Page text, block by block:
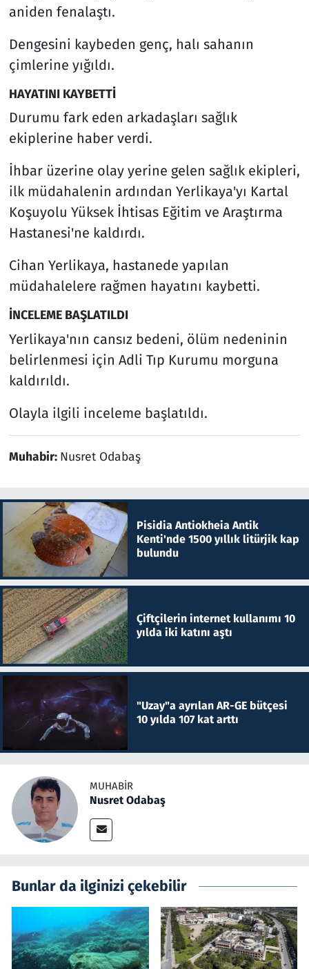
aniden fenalaştı.
Dengesini kaybeden genç, halı sahanın
çimlerine yığıldı.
HAYATINI KAYBETTİ
Durumu fark eden arkadaşları sağlık
ekiplerine haber verdi.
İhbar üzerine olay yerine gelen sağlık ekipleri,
ilk müdahalenin ardından Yerlikaya'yı Kartal
Koşuyolu Yüksek İhtisas Eğitim ve Araştırma
Hastanesi'ne kaldırdı.
Cihan Yerlikaya, hastanede yapılan
müdahalelere rağmen hayatını kaybetti.
İNCELEME BAŞLATILDI
Yerlikaya'nın cansız bedeni, ölüm nedeninin
belirlenmesi için Adli Tıp Kurumu morguna
kaldırıldı.
Olayla ilgili inceleme başlatıldı.
Muhabir: Nusret Odabaş
Pisidia Antiokheia Antik
Kenti'nde 1500 yıllık litürjik kap
bulundu
Çiftçilerin internet kullanımı 10
yılda iki katını aştı
"Uzay"a ayrılan AR-GE bütçesi
10 yılda 107 kat arttı
MUHABIR
Nusret Odabaş
Bunlar da ilginizi çekebilir
Televizyon